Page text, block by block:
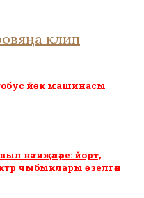
яңа клип
йөк машинасы
нәтиҗәләре: йорт,
чыбыклары өзелгән